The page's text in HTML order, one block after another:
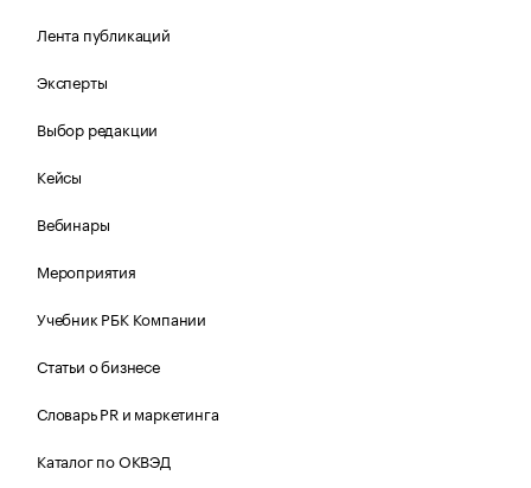
Лента публикаций
Эксперты
Выбор редакции
Кейсы
Вебинары
Мероприятия
Учебник РБК Компании
Статьи о бизнесе
Словарь PR и маркетинга
Каталог по ОКВЭД